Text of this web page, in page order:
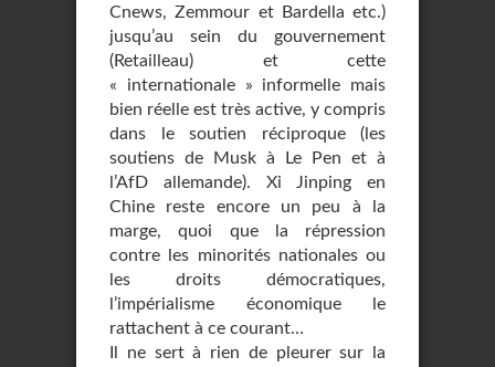
Cnews, Zemmour et Bardella etc.)
jusqu’au sein du gouvernement
(Retailleau) et cette
« internationale » informelle mais
bien réelle est très active, y compris
dans le soutien réciproque (les
soutiens de Musk à Le Pen et à
l’AfD allemande). Xi Jinping en
Chine reste encore un peu à la
marge, quoi que la répression
contre les minorités nationales ou
les droits démocratiques,
l’impérialisme économique le
rattachent à ce courant…
Il ne sert à rien de pleurer sur la